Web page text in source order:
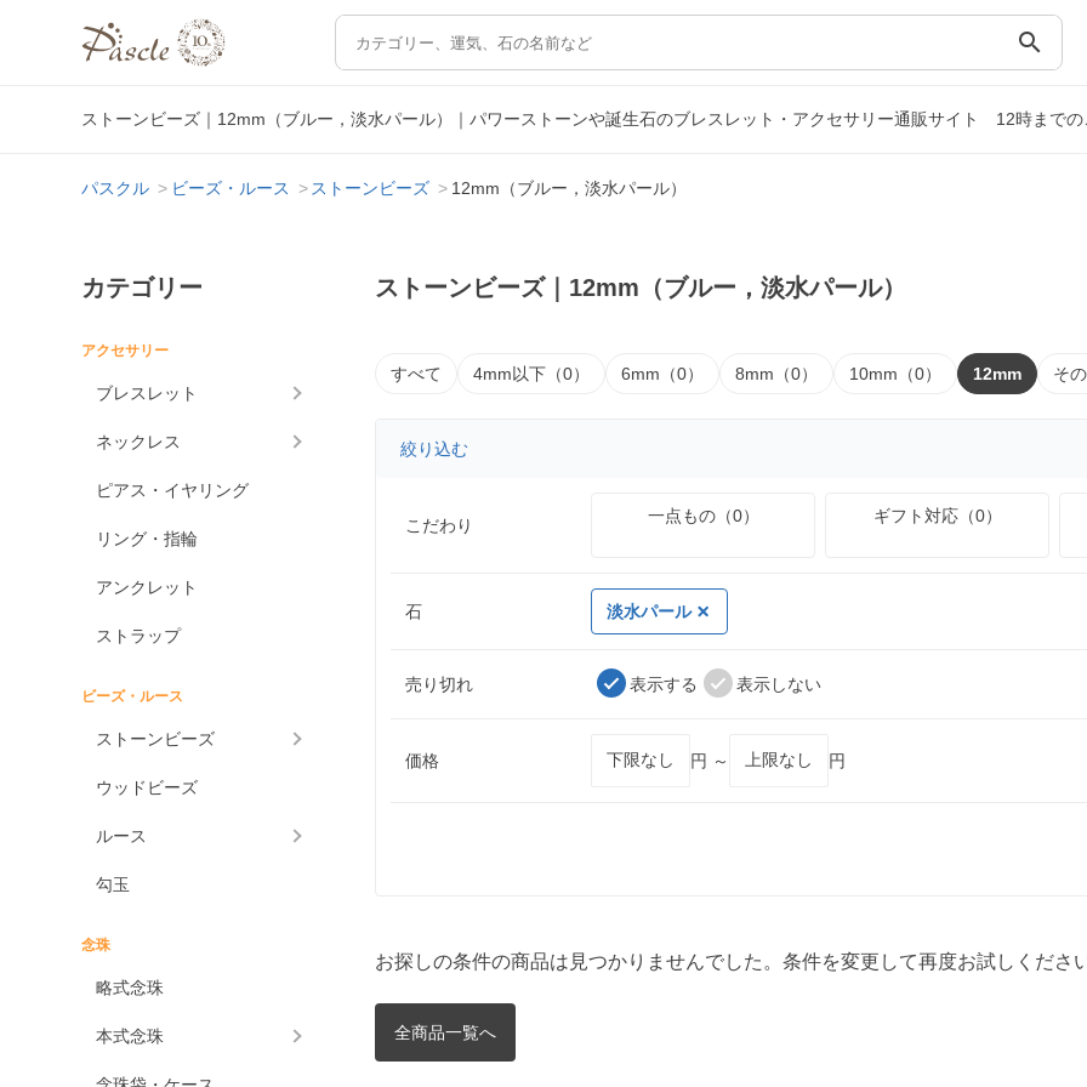
search
ストーンビーズ｜12mm（ブルー，淡水パール）｜パワーストーンや誕生石のブレスレット・アクセサリー通販サイト 12時まで
パスクル ビーズ・ルース ストーンビーズ 12mm（ブルー，淡水パール）
カテゴリー
アクセサリー
ブレスレット
ネックレス
ピアス・イヤリング
リング・指輪
アンクレット
ストラップ
ビーズ・ルース
ストーンビーズ
ウッドビーズ
ルース
勾玉
念珠
略式念珠
本式念珠
ストーンビーズ｜12mm（ブルー，淡水パール）
すべて 4mm以下（0） 6mm（0） 8mm（0） 10mm（0） 12mm そ
絞り込む
こだわり 一点もの（0） ギフト対応（0）
石 淡水パール
売り切れ 表示する 表示しない
価格 円 ～ 円
お探しの条件の商品は見つかりませんでした。条件を変更して再度お試しください
全商品一覧へ